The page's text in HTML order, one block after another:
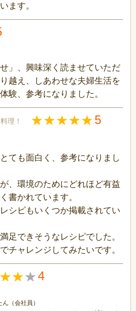
ます。
」、興味深く読ませていただ
越え、しあわせな夫婦生活を
験、参考になりました。
理！ 5
ても面白く、参考になりまし
、環境のためにどれほど有益
書かれています。
シピもいくつか掲載されてい
足できそうなレシピでした。
チャレンジしてみたいです。
4
（会社員）